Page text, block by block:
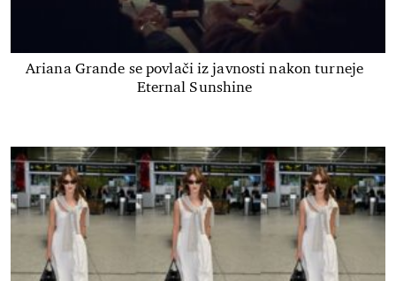
Ariana Grande se povlači iz javnosti nakon turneje
Eternal Sunshine